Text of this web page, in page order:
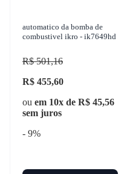
automatico da bomba de
combustivel ikro - ik7649hd
R$ 501,16
R$ 455,60
ou em 10x de R$ 45,56
sem juros
- 9%